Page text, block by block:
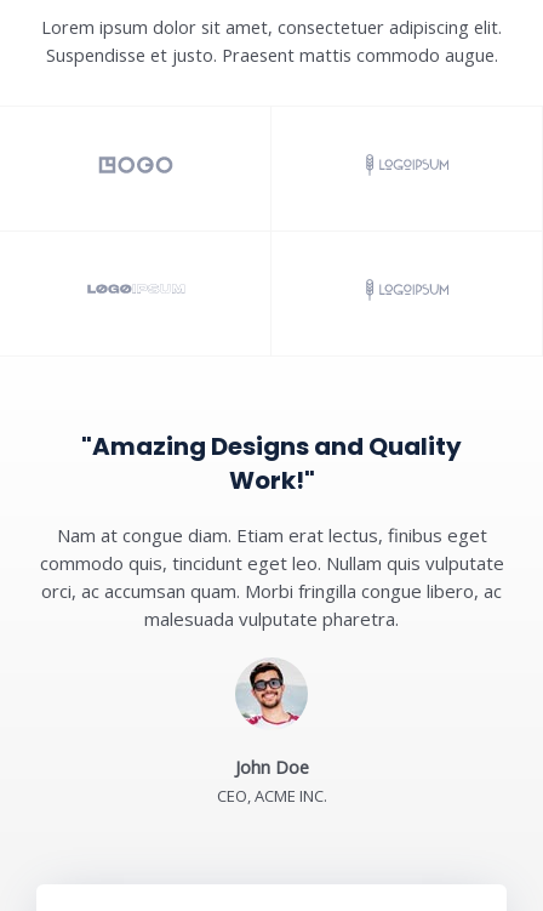
Lorem ipsum dolor sit amet, consectetuer adipiscing elit.
Suspendisse et justo. Praesent mattis commodo augue.​
"Amazing Designs and Quality
Work!"
Nam at congue diam. Etiam erat lectus, finibus eget
commodo quis, tincidunt eget leo. Nullam quis vulputate
orci, ac accumsan quam. Morbi fringilla congue libero, ac
malesuada vulputate pharetra.
John Doe
CEO, ACME INC.